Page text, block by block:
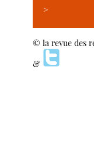
>
© la revue des
&